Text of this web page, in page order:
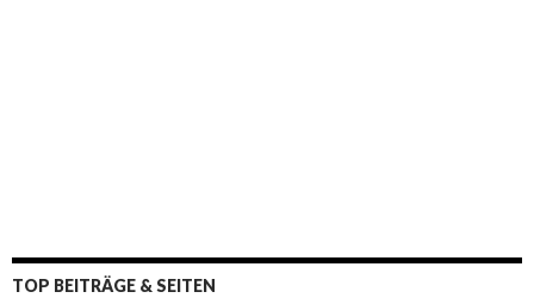
TOP BEITRÄGE & SEITEN